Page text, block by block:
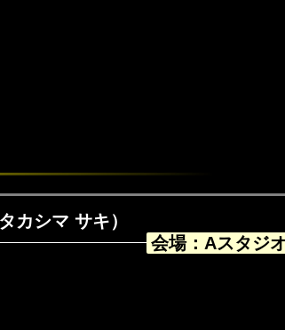
タカシマ サキ）
会場：Aスタジ